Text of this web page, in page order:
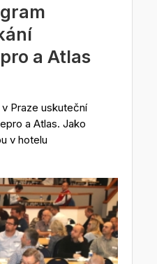
a Atlas
Praze uskuteční
a Atlas. Jako
v hotelu